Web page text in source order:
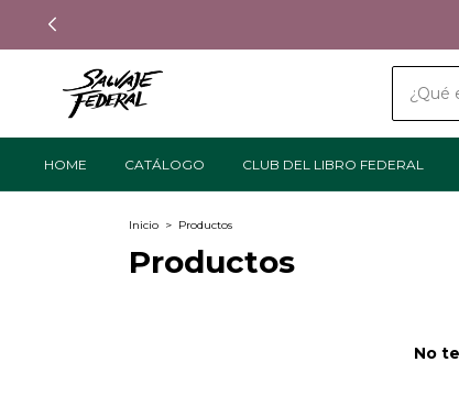
HOME CATÁLOGO CLUB DEL LIBRO FEDERAL
Inicio > Productos
Productos
No